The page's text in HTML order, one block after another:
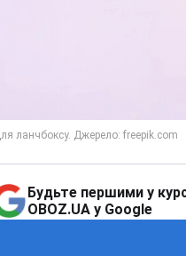
Будьте першими у
OBOZ.UA у Google